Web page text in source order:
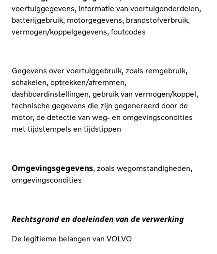
voertuiggegevens, informatie van voertuigonderdelen,
batterijgebruik, motorgegevens, brandstofverbruik,
vermogen/koppelgegevens, foutcodes
Gegevens over voertuiggebruik, zoals remgebruik,
schakelen, optrekken/afremmen,
dashboardinstellingen, gebruik van vermogen/koppel,
technische gegevens die zijn gegenereerd door de
motor, de detectie van weg- en omgevingscondities
met tijdstempels en tijdstippen
Omgevingsgegevens, zoals wegomstandigheden,
omgevingscondities
Rechtsgrond en doeleinden van de verwerking
De legitieme belangen van VOLVO